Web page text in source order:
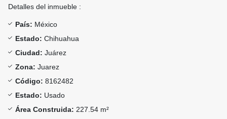
Detalles del inmueble :
País: México
Estado: Chihuahua
Ciudad: Juárez
Zona: Juarez
Código: 8162482
Estado: Usado
Área Construida: 227.54 m²